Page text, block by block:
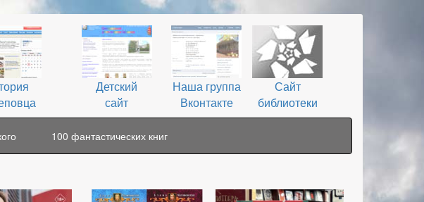
Детский
сайт
Наша группа
Вконтакте
Сайт
библиотеки
100 фантастических книг